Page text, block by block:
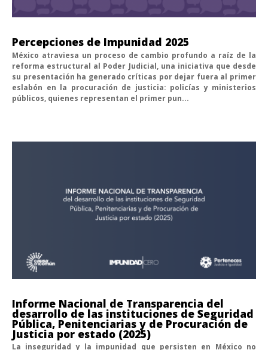
Percepciones de Impunidad 2025
México atraviesa un proceso de cambio profundo a raíz de la
reforma estructural al Poder Judicial, una iniciativa que desde
su presentación ha generado críticas por dejar fuera al primer
eslabón en la procuración de justicia: policías y ministerios
públicos, quienes representan el primer pun...
Informe Nacional de Transparencia del
desarrollo de las instituciones de Seguridad
Pública, Penitenciarias y de Procuración de
Justicia por estado (2025)
La inseguridad y la impunidad que persisten en México no